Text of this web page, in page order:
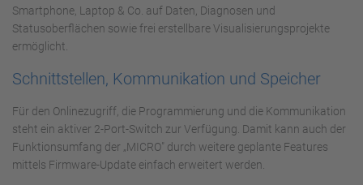
Smartphone, Laptop & Co. auf Daten, Diagnosen und
Statusoberflächen sowie frei erstellbare Visualisierungsprojekte
ermöglicht.
Schnittstellen, Kommunikation und Speicher
Für den Onlinezugriff, die Programmierung und die Kommunikation
steht ein aktiver 2-Port-Switch zur Verfügung. Damit kann auch der
Funktionsumfang der „MICRO" durch weitere geplante Features
mittels Firmware-Update einfach erweitert werden.